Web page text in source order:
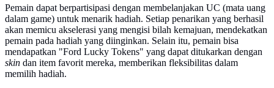
Pemain dapat berpartisipasi dengan membelanjakan UC (mata uang
dalam game) untuk menarik hadiah. Setiap penarikan yang berhasil
akan memicu akselerasi yang mengisi bilah kemajuan, mendekatkan
pemain pada hadiah yang diinginkan. Selain itu, pemain bisa
mendapatkan "Ford Lucky Tokens" yang dapat ditukarkan dengan
skin dan item favorit mereka, memberikan fleksibilitas dalam
memilih hadiah.